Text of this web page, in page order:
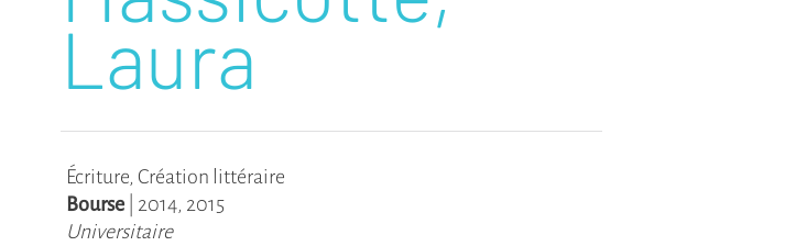
Laura
Écriture, Création littéraire
Bourse
2014, 2015
Universitaire